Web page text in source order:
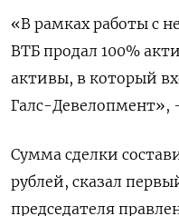
«В рамках работы с
ВТБ продал 100%
активы, в который
Галс-Девелопмент»,
Сумма ​сделки
рублей, сказал
председателя